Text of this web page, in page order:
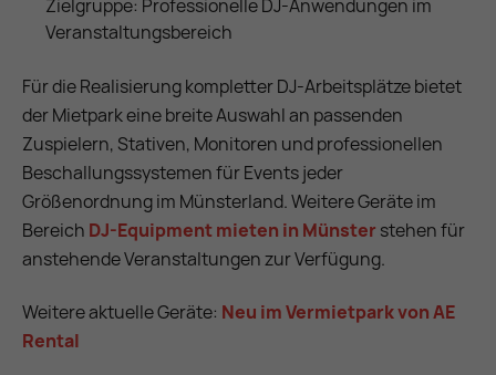
Zielgruppe: Professionelle DJ-Anwendungen im
Veranstaltungsbereich
Für die Realisierung kompletter DJ-Arbeitsplätze bietet
der Mietpark eine breite Auswahl an passenden
Zuspielern, Stativen, Monitoren und professionellen
Beschallungssystemen für Events jeder
Größenordnung im Münsterland. Weitere Geräte im
Bereich DJ-Equipment mieten in Münster stehen für
anstehende Veranstaltungen zur Verfügung.
Weitere aktuelle Geräte: Neu im Vermietpark von AE
Rental